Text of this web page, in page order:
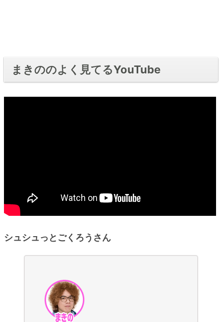
まきののよく見てるYouTube
シュシュっとごくろうさん